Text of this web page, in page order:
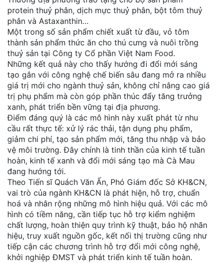
protein thuỷ phân, dịch mực thuỷ phân, bột tôm thuỷ
phân và Astaxanthin…
Một trong số sản phẩm chiết xuất từ đầu, vỏ tôm
thành sản phẩm thức ăn cho thú cưng và nuôi trồng
thuỷ sản tại Công ty Cổ phần Việt Nam Food.
Những kết quả này cho thấy hướng đi đổi mới sáng
tạo gắn với công nghệ chế biến sâu đang mở ra nhiều
giá trị mới cho ngành thuỷ sản, không chỉ nâng cao giá
trị phụ phẩm mà còn góp phần thúc đẩy tăng trưởng
xanh, phát triển bền vững tại địa phương.
Điểm đáng quý là các mô hình này xuất phát từ nhu
cầu rất thực tế: xử lý rác thải, tận dụng phụ phẩm,
giảm chi phí, tạo sản phẩm mới, tăng thu nhập và bảo
vệ môi trường. Đây chính là tinh thần của kinh tế tuần
hoàn, kinh tế xanh và đổi mới sáng tạo mà Cà Mau
đang hướng tới.
Theo Tiến sĩ Quách Văn Ấn, Phó Giám đốc Sở KH&CN,
vai trò của ngành KH&CN là phát hiện, hỗ trợ, chuẩn
hoá và nhân rộng những mô hình hiệu quả. Với các mô
hình có tiềm năng, cần tiếp tục hỗ trợ kiểm nghiệm
chất lượng, hoàn thiện quy trình kỹ thuật, bảo hộ nhãn
hiệu, truy xuất nguồn gốc, kết nối thị trường cũng như
tiếp cận các chương trình hỗ trợ đổi mới công nghệ,
khởi nghiệp ĐMST và phát triển kinh tế tuần hoàn.